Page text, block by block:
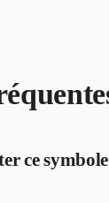
ce symbole